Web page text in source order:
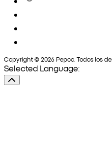
Copyright © 2026 Pepco. Todos los
Selected Language: